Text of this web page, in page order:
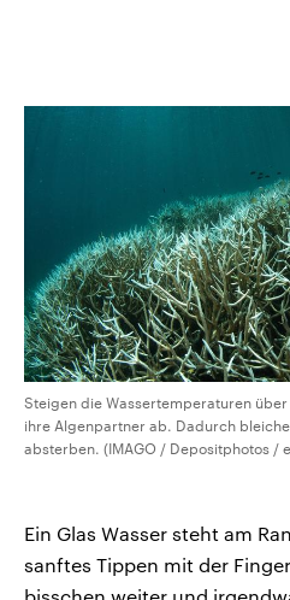
Audio-Archiv
Steigen die Wassertemperaturen
ihre Algenpartner ab. Dadurch
absterben. (IMAGO / Depositphotos /
Ein Glas Wasser steht am
sanftes Tippen mit der